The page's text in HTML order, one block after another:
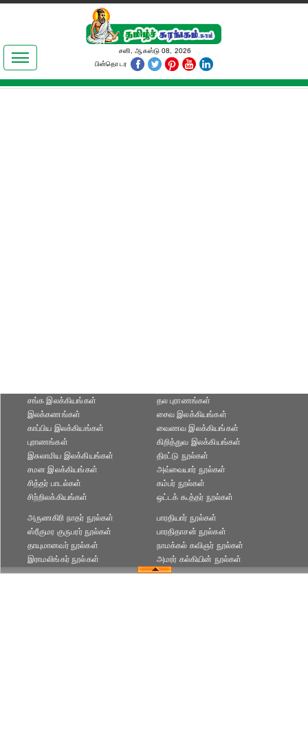
இலக்கியங்கள்
தமிழ் உலகம்
சனி, ஆகஸ்டு 08, 2026
பின்தொடர
சங்க இலக்கியங்கள்
இலக்கணங்கள்
காப்பிய இலக்கியங்கள்
புராணங்கள்
தல புராணங்கள்
சைவ இலக்கியங்கள்
வைணவ இலக்கியங்கள்
கிறித்துவ இலக்கியங்கள்
இசுலாமிய இலக்கியங்கள்
சமன இலக்கியங்கள்
சித்தர் பாடல்கள்
சிற்றிலக்கியங்கள்
திரட்டு நூல்கள்
அவ்வையார் நூல்கள்
கம்பர் நூல்கள்
ஒட்டக் கூத்தர் நூல்கள்
அருணகிரி நாதர் நூல்கள்
ஸ்ரீகுமர குருபரர் நூல்கள்
தாயுமானவர் நூல்கள்
இராமலிங்கர் நூல்கள்
பாரதியார் நூல்கள்
பாரதிதாசன் நூல்கள்
நாமக்கல் கவிஞர் நூல்கள்
அமரர் கல்கியின் நூல்கள்